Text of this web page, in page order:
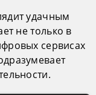
удачным
не только в
сервисах